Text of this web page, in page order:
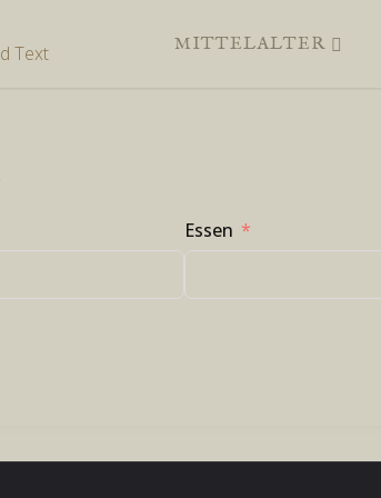
MITTELALTER
Essen